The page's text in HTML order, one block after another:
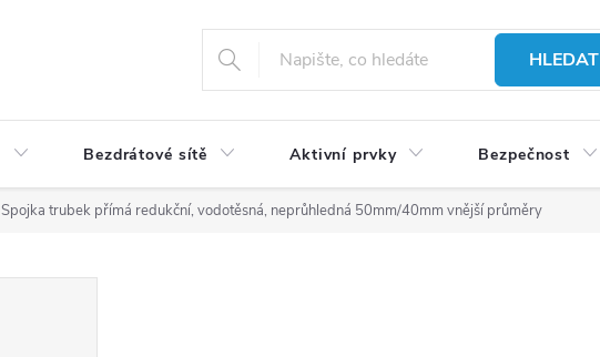
HLEDAT
Bezdrátové sítě Aktivní prvky Bezpečnost
Spojka trubek přímá redukční, vodotěsná, neprůhledná 50mm/40mm vnější průměry